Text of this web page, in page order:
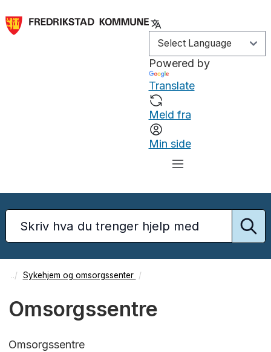
Powered by
Translate
Meld fra
Min side
Sykehjem og omsorgssenter
Omsorgssentre
Omsorgssentre